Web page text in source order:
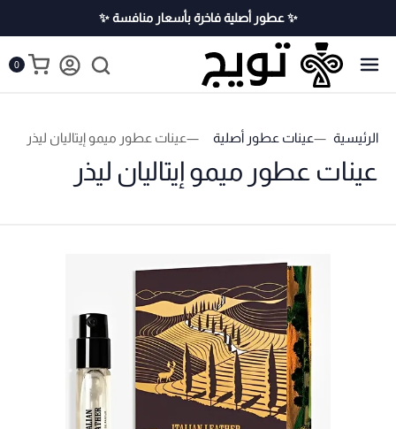
✨ عطور أصلية فاخرة بأسعار منافسة ✨
0
الرئيسية عينات عطور أصلية عينات عطور ميمو إيتاليان ليذر
عينات عطور ميمو إيتاليان ليذر